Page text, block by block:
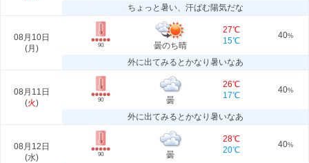
ちょっと暑い、汗ばむ陽気だな
08月10日
(月 ) 90 曇のち晴
27℃
15℃
40%
外に出てみるとかなり暑いなあ
08月11日
(火) 90 曇
26℃
17℃
40%
外に出てみるとかなり暑いなあ
08月12日
(水) 90 曇
28℃
20℃
40%